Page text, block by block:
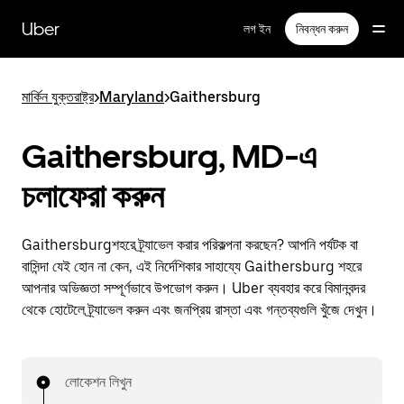
প্রধান
বিষয়সূচিতে
Uber লগ ইন নিবন্ধন করুন
মার্কিন যুক্তরাষ্ট্র>Maryland>Gaithersburg
Gaithersburg, MD-এ
চলাফেরা করুন
Gaithersburgশহরে ট্র্যাভেল করার পরিকল্পনা করছেন? আপনি পর্যটক বা
বাসিন্দা যেই হোন না কেন, এই নির্দেশিকার সাহায্যে Gaithersburg শহরে
আপনার অভিজ্ঞতা সম্পূর্ণভাবে উপভোগ করুন। Uber ব্যবহার করে বিমানবন্দর
থেকে হোটেলে ট্র্যাভেল করুন এবং জনপ্রিয় রাস্তা এবং গন্তব্যগুলি খুঁজে দেখুন।
লোকেশন লিখুন